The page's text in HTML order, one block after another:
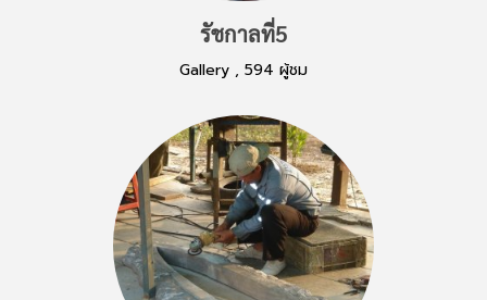
รัชกาลที่5
Gallery , 594 ผู้ชม